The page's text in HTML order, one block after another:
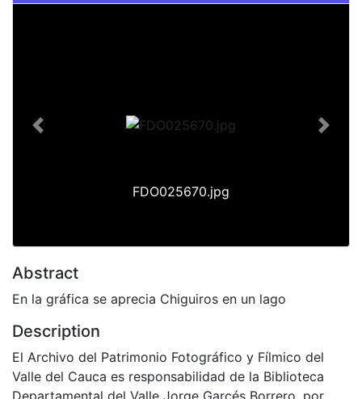
FDO025670.jpg
Previous Next
Abstract
En la gráfica se aprecia Chiguiros en un lago
Description
El Archivo del Patrimonio Fotográfico y Fílmico del
Valle del Cauca es responsabilidad de la Biblioteca
Departamental del Valle Jorge Garcés Borrero, por